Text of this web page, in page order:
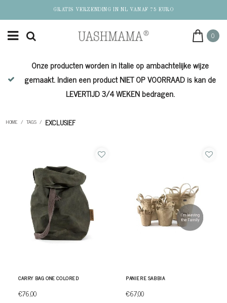
GRATIS VERZENDING IN NL VANAF 75 EURO
0
Onze producten worden in Italie op ambachtelijke wijze
gemaakt. Indien een product NIET OP VOORRAAD is kan de
LEVERTIJD 3/4 WEKEN bedragen.
HOME / TAGS / EXCLUSIEF
CARRY BAG ONE COLORED
€76,00
PANIERE SABBIA
€67,00